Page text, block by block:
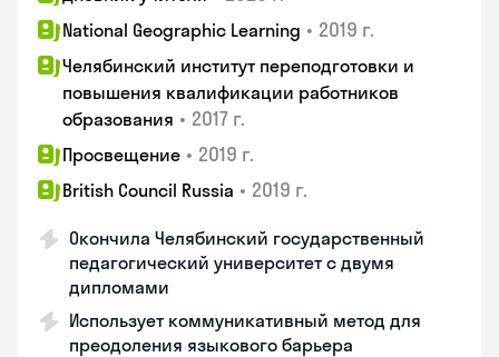
National Geographic Learning • 2019 г.
Челябинский институт переподготовки и
повышения квалификации работников
образования • 2017 г.
Просвещение • 2019 г.
British Council Russia • 2019 г.
Окончила Челябинский государственный
педагогический университет с двумя
дипломами
Использует коммуникативный метод для
преодоления языкового барьера